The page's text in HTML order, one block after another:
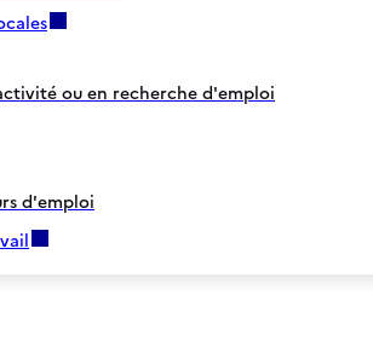
ou en recherche d'emploi
d'emploi